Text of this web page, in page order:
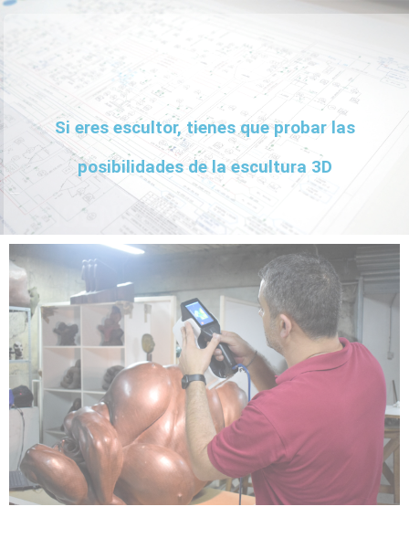
Ir
contenido
Si eres escultor, tienes que probar las
posibilidades de la escultura 3D